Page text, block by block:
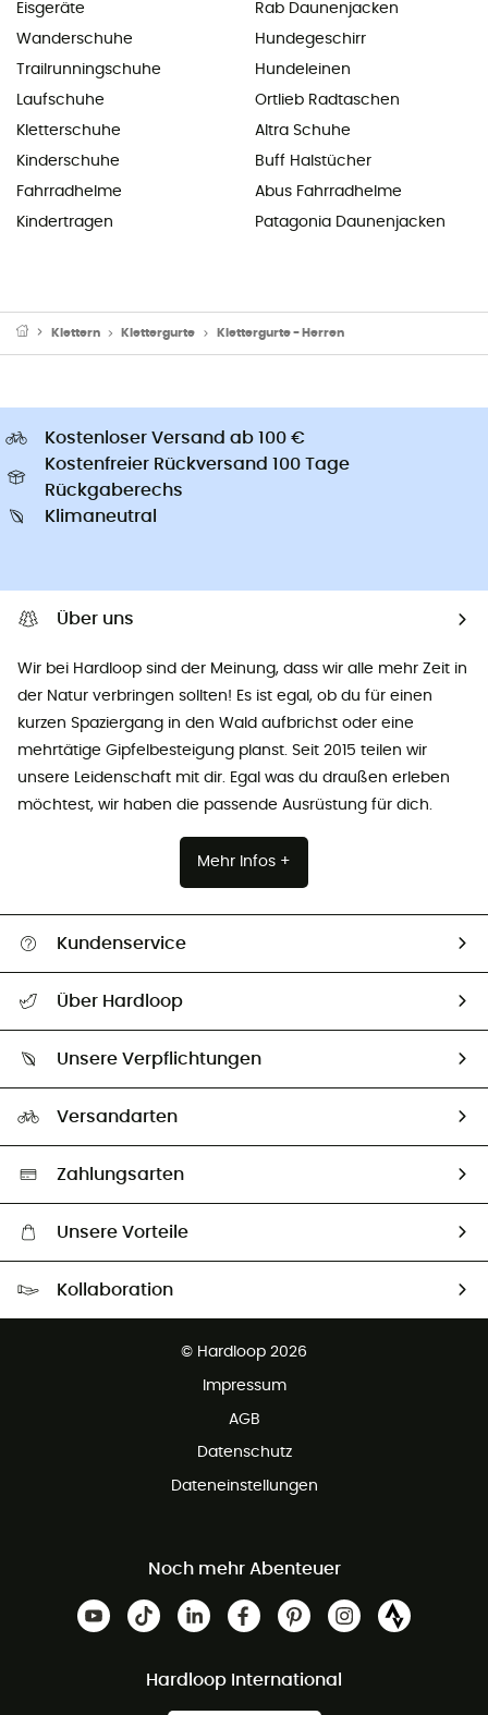
Eisgeräte
Wanderschuhe
Trailrunningschuhe
Laufschuhe
Kletterschuhe
Kinderschuhe
Fahrradhelme
Kindertragen
Rab Daunenjacken
Hundegeschirr
Hundeleinen
Ortlieb Radtaschen
Altra Schuhe
Buff Halstücher
Abus Fahrradhelme
Patagonia Daunenjacken
Klettern Klettergurte Klettergurte - Herren
Kostenloser Versand ab 100 €
Kostenfreier Rückversand 100 Tage
Rückgaberechs
Klimaneutral
Über uns
Wir bei Hardloop sind der Meinung, dass wir alle mehr Zeit in
der Natur verbringen sollten! Es ist egal, ob du für einen
kurzen Spaziergang in den Wald aufbrichst oder eine
mehrtätige Gipfelbesteigung planst. Seit 2015 teilen wir
unsere Leidenschaft mit dir. Egal was du draußen erleben
möchtest, wir haben die passende Ausrüstung für dich.
Mehr Infos +
Kundenservice
Größentabelle
Vertrag widerrufen
Über Hardloop
Unsere Botschafter
Unsere Verpflichtungen
Auswahl an nachhaltigen Produkten
Versandarten
Zahlungsarten
Unsere Vorteile
Kollaboration
© Hardloop 2026
Impressum
AGB
Datenschutz
Dateneinstellungen
Noch mehr Abenteuer
Hardloop International